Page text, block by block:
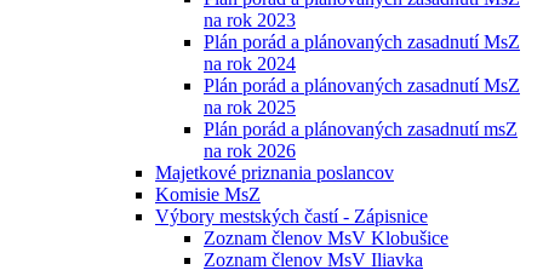
na rok 2023
Plán porád a plánovaných zasadnutí MsZ
na rok 2024
Plán porád a plánovaných zasadnutí MsZ
na rok 2025
Plán porád a plánovaných zasadnutí msZ
na rok 2026
Majetkové priznania poslancov
Komisie MsZ
Výbory mestských častí - Zápisnice
Zoznam členov MsV Klobušice
Zoznam členov MsV Iliavka